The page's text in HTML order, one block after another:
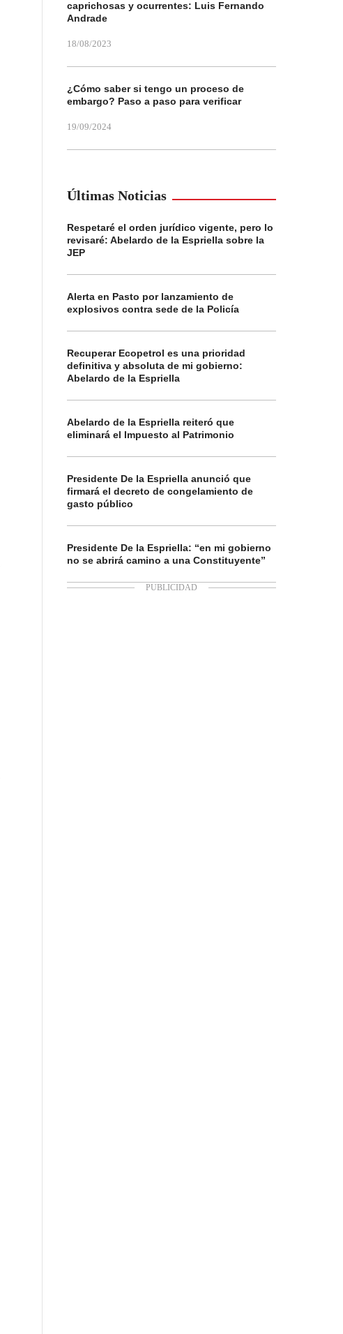
caprichosas y ocurrentes: Luis Fernando
Andrade
18/08/2023
¿Cómo saber si tengo un proceso de
embargo? Paso a paso para verificar
19/09/2024
Últimas Noticias
Respetaré el orden jurídico vigente, pero lo
revisaré: Abelardo de la Espriella sobre la
JEP
Alerta en Pasto por lanzamiento de
explosivos contra sede de la Policía
Recuperar Ecopetrol es una prioridad
definitiva y absoluta de mi gobierno:
Abelardo de la Espriella
Abelardo de la Espriella reiteró que
eliminará el Impuesto al Patrimonio
Presidente De la Espriella anunció que
firmará el decreto de congelamiento de
gasto público
Presidente De la Espriella: “en mi gobierno
no se abrirá camino a una Constituyente”